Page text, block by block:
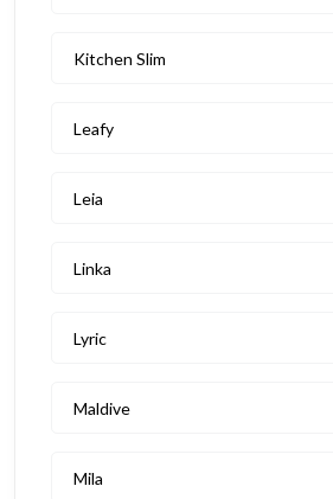
Kitchen Slim
Leafy
Leia
Linka
Lyric
Maldive
Mila